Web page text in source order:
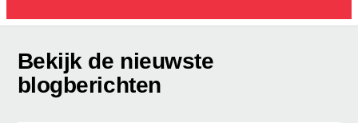
Bekijk de nieuwste
blogberichten